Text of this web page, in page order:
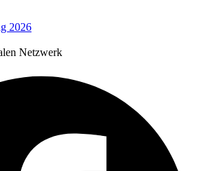
2026
Netzwerk